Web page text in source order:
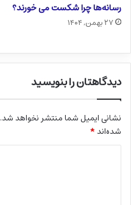
رسانه‌ها چرا شکست می خورند؟
۲۷ بهمن, ۱۴۰۴
دیدگاهتان را بنویسید
نشانی ایمیل شما منتشر نخواهد شد.
شده‌اند*